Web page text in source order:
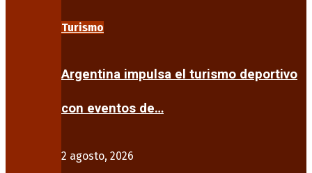
Turismo
Argentina impulsa el turismo deportivo
con eventos de…
2 agosto, 2026